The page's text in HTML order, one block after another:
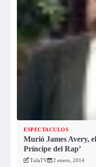
ESPECTACULOS
Murió James Avery,
Príncipe del Rap’
TulaTV 2 enero, 2014